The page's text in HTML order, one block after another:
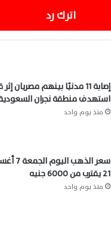
اترك رد
إصابة 11 مدنيًا بينهم
استهدف منطقة نجران
منذ يوم واحد
21 يقترب من 6000 جنيه
منذ يوم واحد